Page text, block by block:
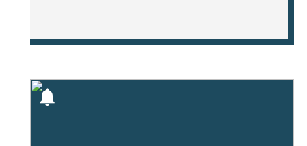
notifications